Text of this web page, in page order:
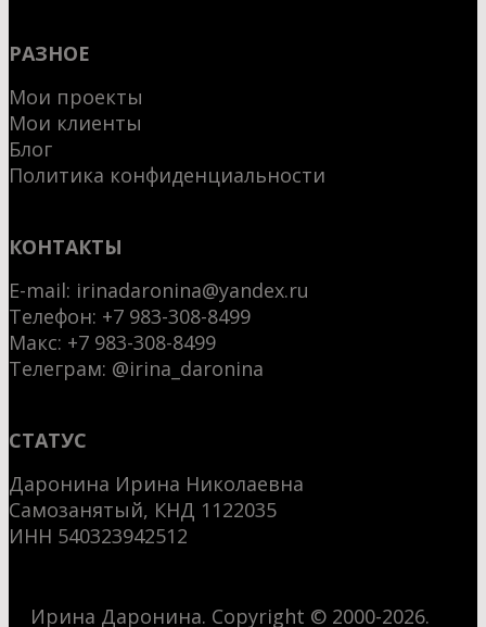
РАЗНОЕ
Мои проекты
Мои клиенты
Блог
Политика конфиденциальности
КОНТАКТЫ
E-mail: irinadaronina@yandex.ru
Телефон: +7 983-308-8499
Макс: +7 983-308-8499
Телеграм: @irina_daronina
СТАТУС
Даронина Ирина Николаевна
Самозанятый, КНД 1122035
ИНН 540323942512
Ирина Даронина. Copyright © 2000-2026.